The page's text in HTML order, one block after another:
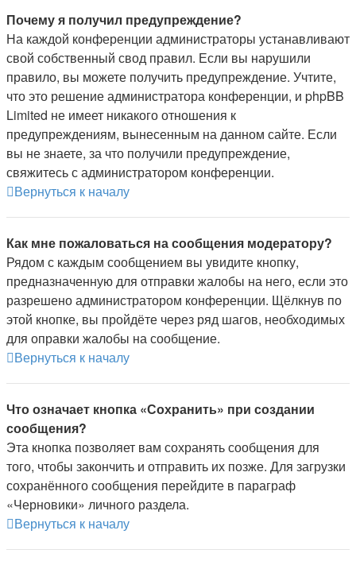
Почему я получил предупреждение?
На каждой конференции администраторы устанавливают
свой собственный свод правил. Если вы нарушили
правило, вы можете получить предупреждение. Учтите,
что это решение администратора конференции, и phpBB
Limited не имеет никакого отношения к
предупреждениям, вынесенным на данном сайте. Если
вы не знаете, за что получили предупреждение,
свяжитесь с администратором конференции.
Вернуться к началу
Как мне пожаловаться на сообщения модератору?
Рядом с каждым сообщением вы увидите кнопку,
предназначенную для отправки жалобы на него, если это
разрешено администратором конференции. Щёлкнув по
этой кнопке, вы пройдёте через ряд шагов, необходимых
для оправки жалобы на сообщение.
Вернуться к началу
Что означает кнопка «Сохранить» при создании
сообщения?
Эта кнопка позволяет вам сохранять сообщения для
того, чтобы закончить и отправить их позже. Для загрузки
сохранённого сообщения перейдите в параграф
«Черновики» личного раздела.
Вернуться к началу